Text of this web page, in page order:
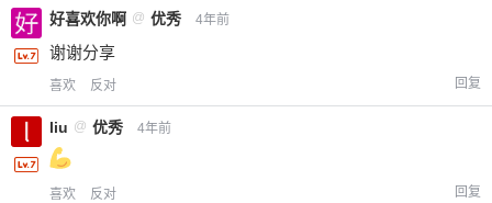
好喜欢你啊 @ 优秀 4年前
谢谢分享
喜欢 反对 回复
liu @ 优秀 4年前
喜欢 反对 回复